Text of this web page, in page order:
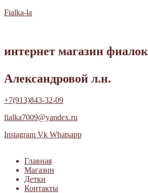
Fialka-la
интернет магазин фиалок
Александровой л.н.
+7(913)843-32-09
fialka7009@yandex.ru
Instagram Vk Whatsapp
Главная
Магазин
Детки
Контакты